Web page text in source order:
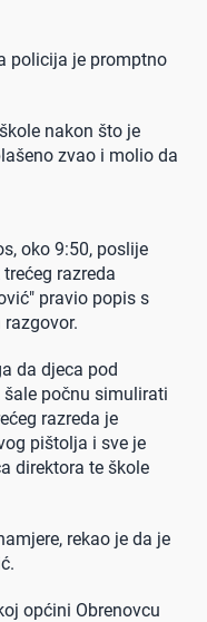
policija je promptno
nakon što je
zvao i molio da
oko 9:50, poslije
razreda
pravio popis s
da djeca pod
počnu simulirati
razreda je
pištolja i sve je
direktora te škole
rekao je da je
općini Obrenovcu